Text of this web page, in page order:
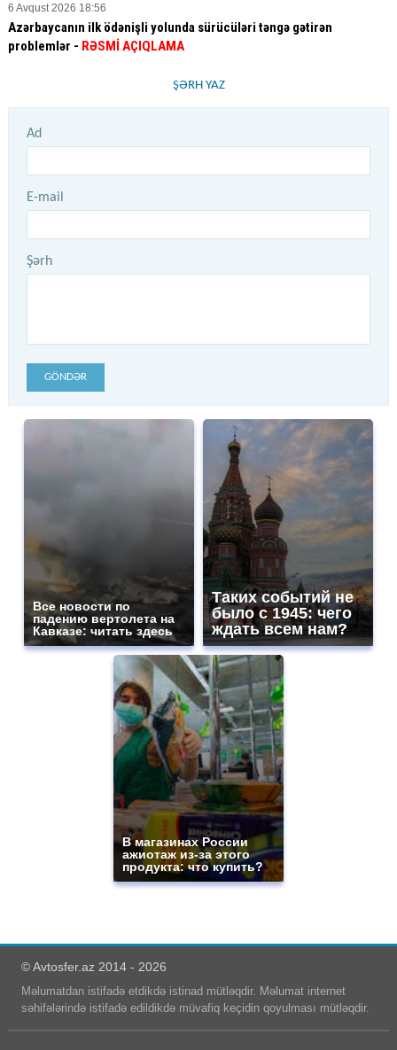
6 Avqust 2026 18:56
Azərbaycanın ilk ödənişli yolunda sürücüləri təngə gətirən
problemlər - RƏSMİ AÇIQLAMA
ŞƏRH YAZ
Ad
E-mail
Şərh
GÖNDƏR
Все новости по
падению вертолета на
Кавказе: читать здесь
Таких событий не
было с 1945: чего
ждать всем нам?
В магазинах России
ажиотаж из-за этого
продукта: что купить?
© Avtosfer.az 2014 - 2026
Məlumatdan istifadə etdikdə istinad mütləqdir. Məlumat internet
səhifələrində istifadə edildikdə müvafiq keçidin qoyulması mütləqdir.